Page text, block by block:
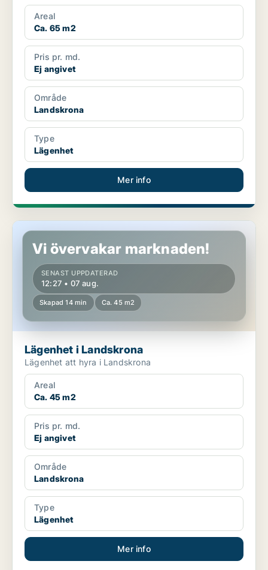
Areal
Ca. 65 m2
Pris pr. md.
Ej angivet
Område
Landskrona
Type
Lägenhet
Mer info
Lägenhet i Landskrona
Vi övervakar marknaden!
SENAST UPPDATERAD
12:27 • 07 aug.
Skapad 14 min Ca. 45 m2
Lägenhet i Landskrona
Lägenhet att hyra i Landskrona
Areal
Ca. 45 m2
Pris pr. md.
Ej angivet
Område
Landskrona
Type
Lägenhet
Mer info